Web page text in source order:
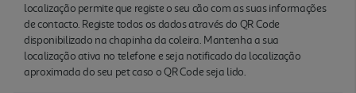
localização permite que registe o seu cão com as suas informações
de contacto. Registe todos os dados através do QR Code
disponibilizado na chapinha da coleira. Mantenha a sua
localização ativa no telefone e seja notificado da localização
aproximada do seu pet caso o QR Code seja lido.